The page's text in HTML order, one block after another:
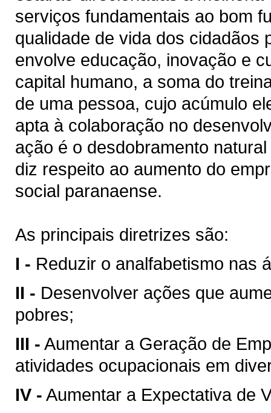
serviços fundamentais ao bom
qualidade de vida dos cidadãos
envolve educação, inovação e
capital humano, a soma do
de uma pessoa, cujo acúmulo
apta à colaboração no
ação é o desdobramento
diz respeito ao aumento do
social paranaense.
As principais diretrizes são:
I - Reduzir o analfabetismo nas
II - Desenvolver ações que
pobres;
III - Aumentar a Geração de
atividades ocupacionais em
IV - Aumentar a Expectativa de